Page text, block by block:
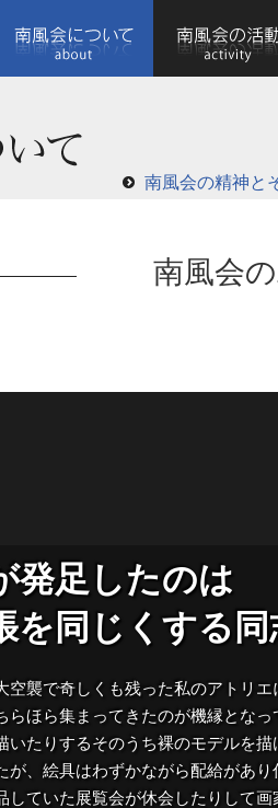
南風会の精神と
南風会
発足したのは
を同じくする
空襲で奇しくも残った私のアトリエ
らほら集まってきたのが機縁となっ
いたりするそのうち裸のモデルを
が、絵具はわずかながら配給があ
していた展覧会が休会したりして